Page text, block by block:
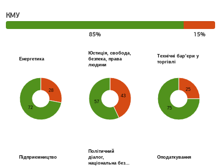
КМУ
85% 15%
Енергетика
28
72
Юстиція, свобода,
безпека, права
людини
43
57
Технічні бар’єри у
торгівлі
25
75
Підприємництво
Політичний
діалог,
національна без…
Оподаткування